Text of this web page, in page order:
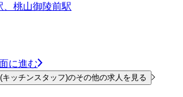
、桃山御陵前駅
に進む
ッチンスタッフ)のその他の求人を見る